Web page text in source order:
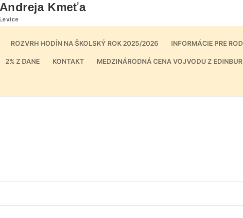
Kmeťa
ROZVRH HODÍN NA ŠKOLSKÝ ROK 2025/2026 INFORMÁCIE PRE
2% Z DANE KONTAKT MEDZINÁRODNÁ CENA VOJVODU Z